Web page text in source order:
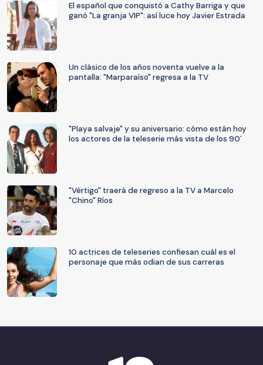
El español que conquistó a Cathy Barriga y que
ganó "La granja VIP": así luce hoy Javier Estrada
Un clásico de los años noventa vuelve a la
pantalla: "Marparaíso" regresa a la TV
"Playa salvaje" y su aniversario: cómo están hoy
los actores de la teleserie más vista de los 90´
"Vértigo" traerá de regreso a la TV a Marcelo
"Chino" Ríos
10 actrices de teleseries confiesan cuál es el
personaje que más odian de sus carreras